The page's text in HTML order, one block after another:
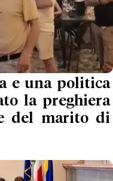
e una politica
la preghiera
del marito di